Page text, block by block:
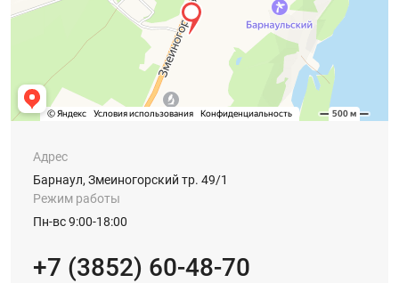
Адрес
Барнаул, Змеиногорский тр. 49/1
Режим работы
Пн-вс 9:00-18:00
+7 (3852) 60-48-70